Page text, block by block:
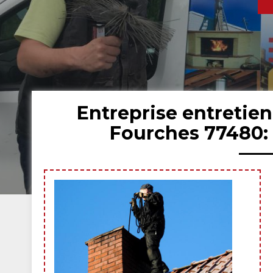
Entreprise
Fourches